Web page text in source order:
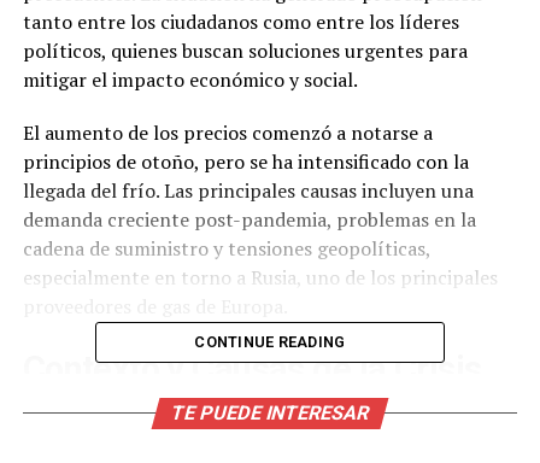
tanto entre los ciudadanos como entre los líderes
políticos, quienes buscan soluciones urgentes para
mitigar el impacto económico y social.
El aumento de los precios comenzó a notarse a
principios de otoño, pero se ha intensificado con la
llegada del frío. Las principales causas incluyen una
demanda creciente post-pandemia, problemas en la
cadena de suministro y tensiones geopolíticas,
especialmente en torno a Rusia, uno de los principales
Contexto y Causas de la Crisis
El suministro de gas natural en Europa depende en gran
CONTINUE READING
TE PUEDE INTERESAR